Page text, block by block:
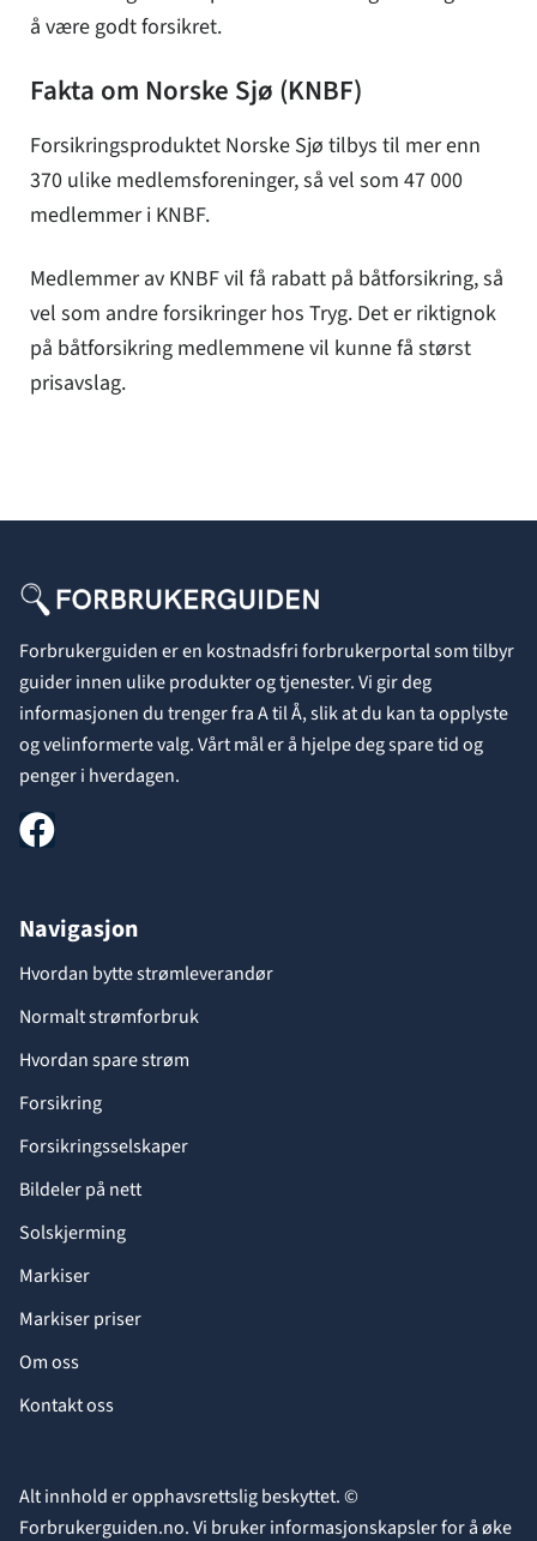
å være godt forsikret.
Fakta om Norske Sjø (KNBF)
Forsikringsproduktet Norske Sjø tilbys til mer enn
370 ulike medlemsforeninger, så vel som 47 000
medlemmer i KNBF.
Medlemmer av KNBF vil få rabatt på båtforsikring, så
vel som andre forsikringer hos Tryg. Det er riktignok
på båtforsikring medlemmene vil kunne få størst
prisavslag.
Forbrukerguiden er en kostnadsfri forbrukerportal som tilbyr
guider innen ulike produkter og tjenester. Vi gir deg
informasjonen du trenger fra A til Å, slik at du kan ta opplyste
og velinformerte valg. Vårt mål er å hjelpe deg spare tid og
penger i hverdagen.
Navigasjon
Hvordan bytte strømleverandør
Normalt strømforbruk
Hvordan spare strøm
Forsikring
Forsikringsselskaper
Bildeler på nett
Solskjerming
Markiser
Markiser priser
Om oss
Kontakt oss
Alt innhold er opphavsrettslig beskyttet. ©
Forbrukerguiden.no. Vi bruker informasjonskapsler for å øke